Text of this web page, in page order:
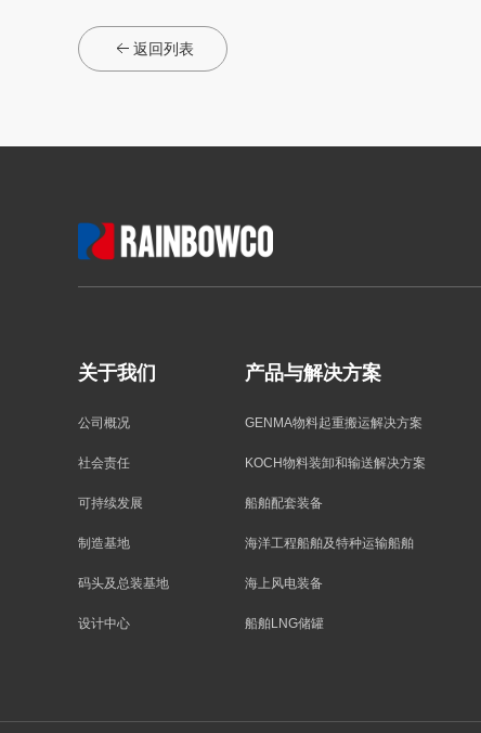
返回列表
关于我们
公司概况
社会责任
可持续发展
制造基地
码头及总装基地
设计中心
产品与解决方案
GENMA物料起重搬运解决方案
KOCH物料装卸和输送解决方案
船舶配套装备
海洋工程船舶及特种运输船舶
海上风电装备
船舶LNG储罐